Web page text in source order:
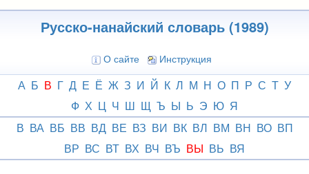
Русско-нанайский словарь (1989)
О сайте Инструкция
А Б В Г Д Е Ё Ж З И Й К Л М Н О П Р С Т У
Ф Х Ц Ч Ш Щ Ъ Ы Ь Э Ю Я
В ВА ВБ ВВ ВД ВЕ ВЗ ВИ ВК ВЛ ВМ ВН ВО ВП
ВР ВС ВТ ВХ ВЧ ВЪ ВЫ ВЬ ВЯ